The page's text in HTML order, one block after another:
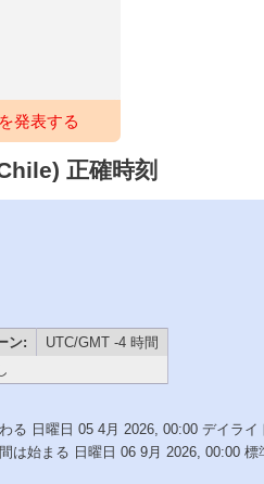
発表する
正確時刻
ン:
UTC/GMT -4 時間
る 日曜日 05 4月 2026, 00:00 デイラ
は始まる 日曜日 06 9月 2026, 00:00 標